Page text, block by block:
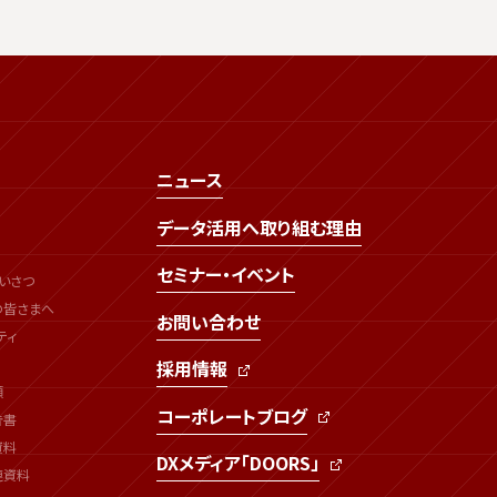
さつ
さまへ
ィ
書
料
ニュース
データ活用へ取り組む理由
セミナー・イベント
お問い合わせ
採用情報
コーポレートブログ
DXメディア「DOORS」